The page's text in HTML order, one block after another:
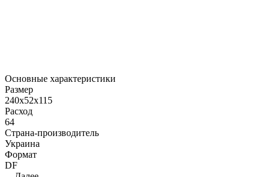
Основные характеристики
Размер
240x52x115
Расход
64
Страна-производитель
Украина
Формат
DF